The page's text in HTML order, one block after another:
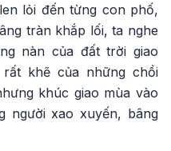
lỏi đến từng con phố,
tràn khắp lối, ta nghe
nàn của đất trời giao
khẽ của những chồi
khúc giao mùa vào
người xao xuyến, bâng